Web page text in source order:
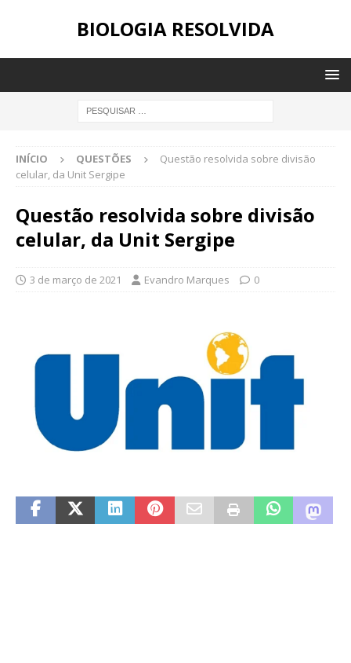
BIOLOGIA RESOLVIDA
INÍCIO QUESTÕES
Questão resolvida sobre divisão
celular, da Unit Sergipe
Questão resolvida sobre divisão
celular, da Unit Sergipe
3 de março de 2021 Evandro Marques 0